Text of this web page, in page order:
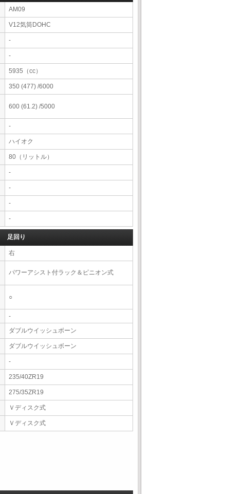
AM09
V12気筒DOHC
-
-
5935（cc）
350 (477) /6000
600 (61.2) /5000
-
ハイオク
80（リットル）
-
-
-
-
足回り
右
パワーアシスト付ラック＆ピニオン式
○
-
ダブルウイッシュボーン
ダブルウイッシュボーン
-
235/40ZR19
275/35ZR19
Ｖディスク式
Ｖディスク式